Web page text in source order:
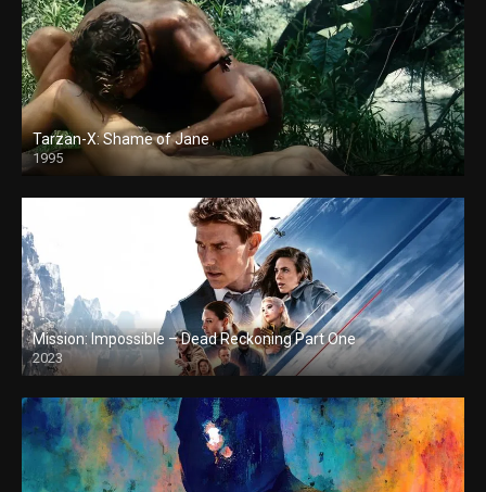
Tarzan-X: Shame of Jane
1995
Mission: Impossible – Dead Reckoning Part One
2023